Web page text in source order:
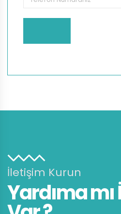
İletişim Kurun
Yardıma mı